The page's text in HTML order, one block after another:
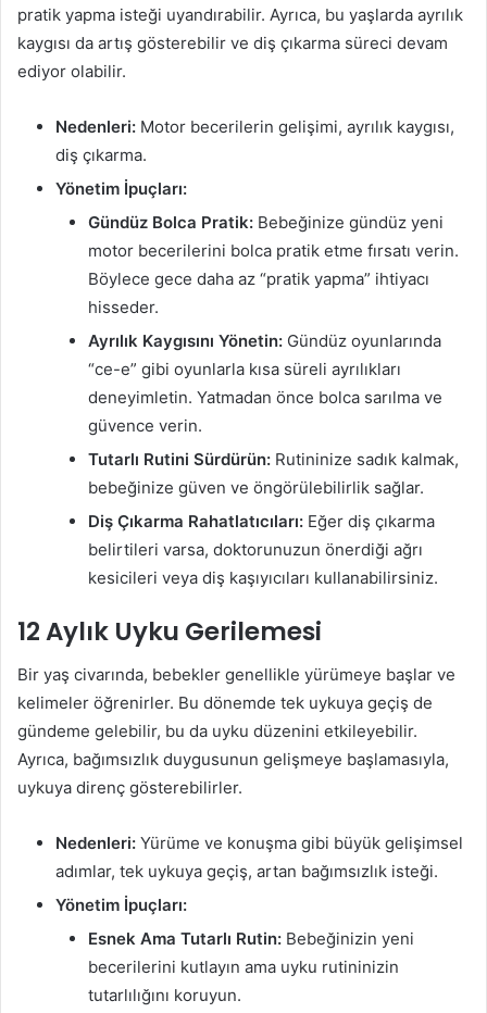
pratik yapma isteği uyandırabilir. Ayrıca, bu yaşlarda ayrılık
kaygısı da artış gösterebilir ve diş çıkarma süreci devam
ediyor olabilir.
Nedenleri: Motor becerilerin gelişimi, ayrılık kaygısı,
diş çıkarma.
Yönetim İpuçları:
Gündüz Bolca Pratik: Bebeğinize gündüz yeni
motor becerilerini bolca pratik etme fırsatı verin.
Böylece gece daha az “pratik yapma” ihtiyacı
hisseder.
Ayrılık Kaygısını Yönetin: Gündüz oyunlarında
“ce-e” gibi oyunlarla kısa süreli ayrılıkları
deneyimletin. Yatmadan önce bolca sarılma ve
güvence verin.
Tutarlı Rutini Sürdürün: Rutininize sadık kalmak,
bebeğinize güven ve öngörülebilirlik sağlar.
Diş Çıkarma Rahatlatıcıları: Eğer diş çıkarma
belirtileri varsa, doktorunuzun önerdiği ağrı
kesicileri veya diş kaşıyıcıları kullanabilirsiniz.
12 Aylık Uyku Gerilemesi
Bir yaş civarında, bebekler genellikle yürümeye başlar ve
kelimeler öğrenirler. Bu dönemde tek uykuya geçiş de
gündeme gelebilir, bu da uyku düzenini etkileyebilir.
Ayrıca, bağımsızlık duygusunun gelişmeye başlamasıyla,
uykuya direnç gösterebilirler.
Nedenleri: Yürüme ve konuşma gibi büyük gelişimsel
adımlar, tek uykuya geçiş, artan bağımsızlık isteği.
Yönetim İpuçları:
Esnek Ama Tutarlı Rutin: Bebeğinizin yeni
becerilerini kutlayın ama uyku rutininizin
tutarlılığını koruyun.